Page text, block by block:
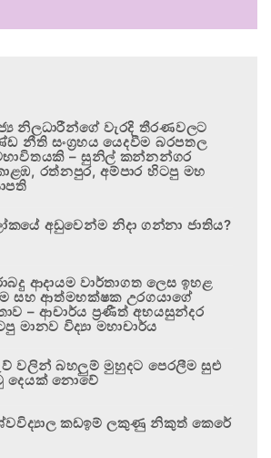
නිලධාරීන්ගේ වැරදි තීරණවලට
නීති සංග්‍රහය යෙදවීම බරපතල
– සුනිල් කන්නන්ගර
රත්නපුර, අම්පාර හිටපු මහ
අඩුවෙන්ම නිදා ගන්නා ජාතිය?
ආදායම වාර්තාගත ලෙස ඉහළ
සහ ආත්මභක්ෂක උරගයාගේ
– ආචාර්ය ප්‍රණීත් අභයසුන්දර
මානව විද්‍යා මහාචාර්ය
වලින් බහලුම් මුහුදට පෙරලීම සුළු
දෙයක් නොවේ
කඩඉම් ලකුණු නිකුත් කෙරේ